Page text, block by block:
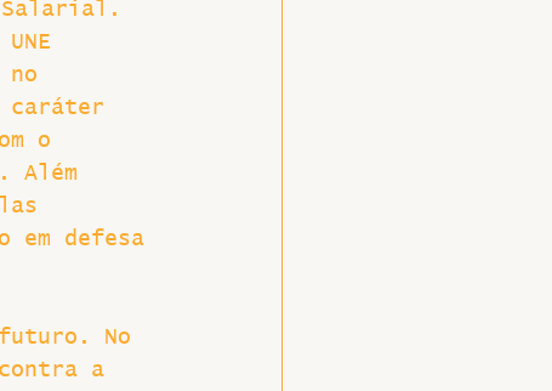
Salarial.
no
caráter
o
Além
em defesa
futuro. No
a